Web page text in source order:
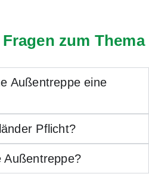
zum Thema
Außentreppe eine
Pflicht?
Außentreppe?